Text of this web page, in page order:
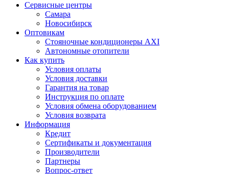
Сервисные центры
Самара
Новосибирск
Оптовикам
Стояночные кондиционеры AXI
Автономные отопители
Как купить
Условия оплаты
Условия доставки
Гарантия на товар
Инструкция по оплате
Условия обмена оборудованием
Условия возврата
Информация
Кредит
Сертификаты и документация
Производители
Партнеры
Вопрос-ответ